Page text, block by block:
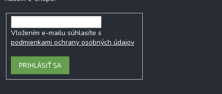
Vložením e-mailu súhlasíte s
podmienkami ochrany osobných údajov
PRIHLÁSIŤ SA